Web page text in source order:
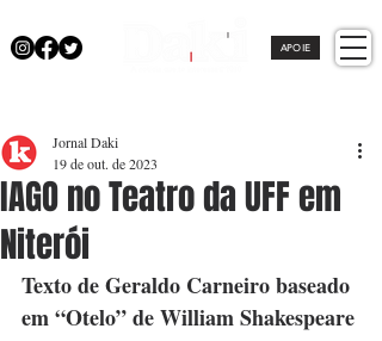
APOIE
IAGO no Teatro da UFF em
Niterói
Jornal Daki
19 de out. de 2023
Texto de Geraldo Carneiro baseado
em “Otelo” de William Shakespeare